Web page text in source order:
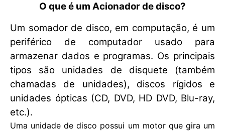
O que é um Acionador de disco?
Um somador de disco, em computação, é um
periférico de computador usado para
armazenar dados e programas. Os principais
tipos são unidades de disquete (também
chamadas de unidades), discos rígidos e
unidades ópticas (CD, DVD, HD DVD, Blu-ray,
etc.).
Uma unidade de disco possui um motor que gira um